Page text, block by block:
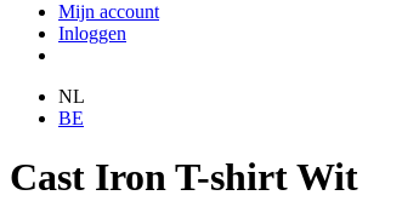
Mijn account
Inloggen
NL
BE
Cast Iron T-shirt Wit